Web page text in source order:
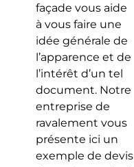
façade vous aide
à vous faire une
idée générale de
l’apparence et de
l’intérêt d’un tel
document. Notre
entreprise de
ravalement vous
présente ici un
exemple de devis